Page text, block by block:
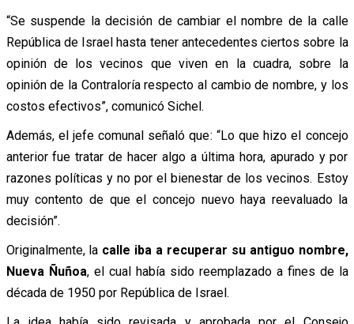
“Se suspende la decisión de cambiar el nombre de la calle
República de Israel hasta tener antecedentes ciertos sobre la
opinión de los vecinos que viven en la cuadra, sobre la
opinión de la Contraloría respecto al cambio de nombre, y los
costos efectivos”, comunicó Sichel.
Además, el jefe comunal señaló que: “Lo que hizo el concejo
anterior fue tratar de hacer algo a última hora, apurado y por
razones políticas y no por el bienestar de los vecinos. Estoy
muy contento de que el concejo nuevo haya reevaluado la
decisión”.
Originalmente, la calle iba a recuperar su antiguo nombre,
Nueva Ñuñoa, el cual había sido reemplazado a fines de la
década de 1950 por República de Israel.